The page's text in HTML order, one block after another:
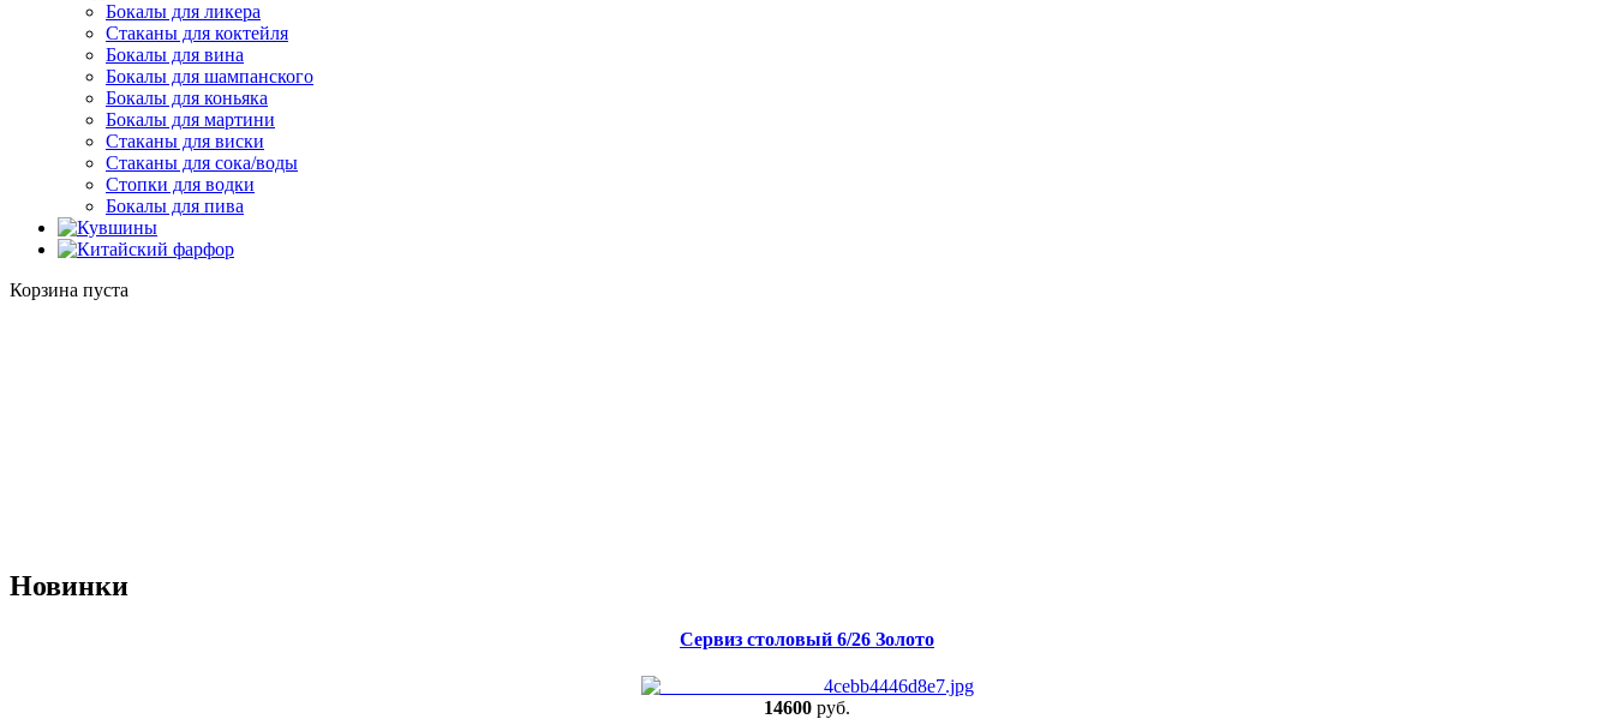
Бокалы для ликера
Стаканы для коктейля
Бокалы для вина
Бокалы для шампанского
Бокалы для коньяка
Бокалы для мартини
Стаканы для виски
Стаканы для сока/воды
Стопки для водки
Бокалы для пива
Корзина пуста
Новинки
Сервиз столовый 6/26 Золото
14600 руб.